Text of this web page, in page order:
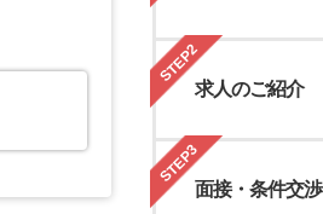
STEP2
求人のご紹介
STEP3
面接・条件交渉